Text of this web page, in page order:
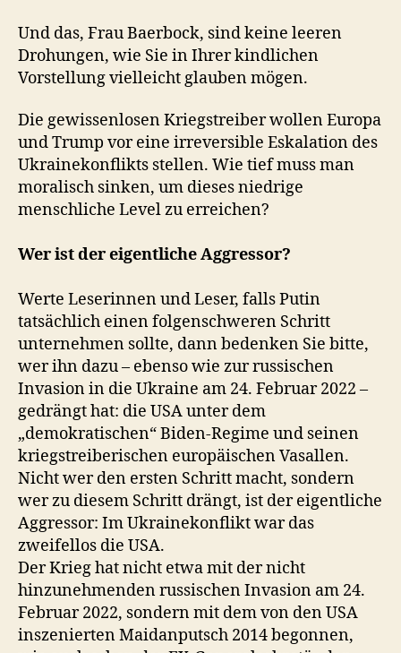
Und das, Frau Baerbock, sind keine leeren
Drohungen, wie Sie in Ihrer kindlichen
Vorstellung vielleicht glauben mögen.
Die gewissenlosen Kriegstreiber wollen Europa
und Trump vor eine irreversible Eskalation des
Ukrainekonflikts stellen. Wie tief muss man
moralisch sinken, um dieses niedrige
menschliche Level zu erreichen?
Wer ist der eigentliche Aggressor?
Werte Leserinnen und Leser, falls Putin
tatsächlich einen folgenschweren Schritt
unternehmen sollte, dann bedenken Sie bitte,
wer ihn dazu – ebenso wie zur russischen
Invasion in die Ukraine am 24. Februar 2022 –
gedrängt hat: die USA unter dem
„demokratischen“ Biden-Regime und seinen
kriegstreiberischen europäischen Vasallen.
Nicht wer den ersten Schritt macht, sondern
wer zu diesem Schritt drängt, ist der eigentliche
Aggressor: Im Ukrainekonflikt war das
zweifellos die USA.
Der Krieg hat nicht etwa mit der nicht
hinzunehmenden russischen Invasion am 24.
Februar 2022, sondern mit dem von den USA
inszenierten Maidanputsch 2014 begonnen,